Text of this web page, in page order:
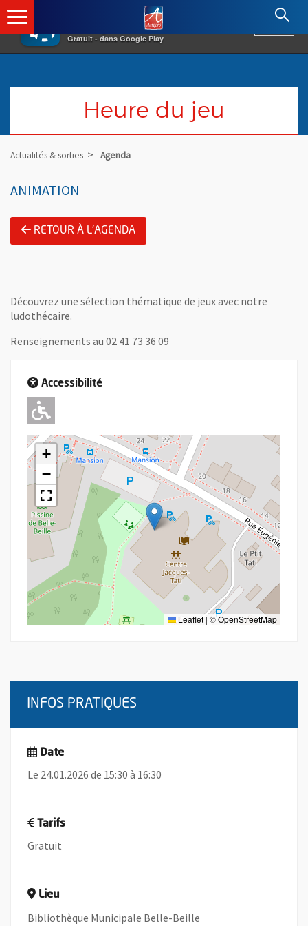
×
Gratuit - dans Google Play
Angers.fr : Retour à l'accueil
Heure du jeu
Actualités & sorties Agenda
ANIMATION
RETOUR À L'AGENDA
Découvrez une sélection thématique de jeux avec notre
ludothécaire.
Renseignements au 02 41 73 36 09
Accessibilité
Adapté pour l'handicap Moteur
+
−
Leaflet | ©OpenStreetMap
INFOS PRATIQUES
Date
Le 24.01.2026 de 15:30 à 16:30
Tarifs
Gratuit
Lieu
Bibliothèque Municipale Belle-Beille